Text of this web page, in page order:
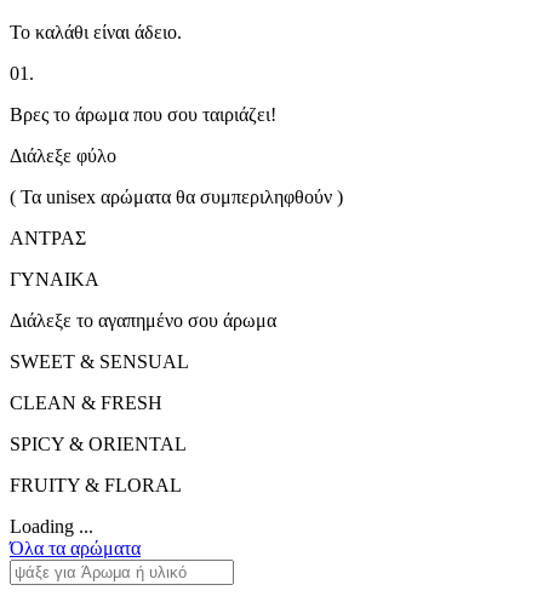
Το καλάθι είναι άδειο.
01.
Βρες το άρωμα που σου ταιριάζει!
Διάλεξε φύλο
( Τα unisex αρώματα θα συμπεριληφθούν )
ΑΝΤΡΑΣ
ΓΥΝΑΙΚΑ
Διάλεξε το αγαπημένο σου άρωμα
SWEET & SENSUAL
CLEAN & FRESH
SPICY & ORIENTAL
FRUITY & FLORAL
Loading ...
Όλα τα αρώματα